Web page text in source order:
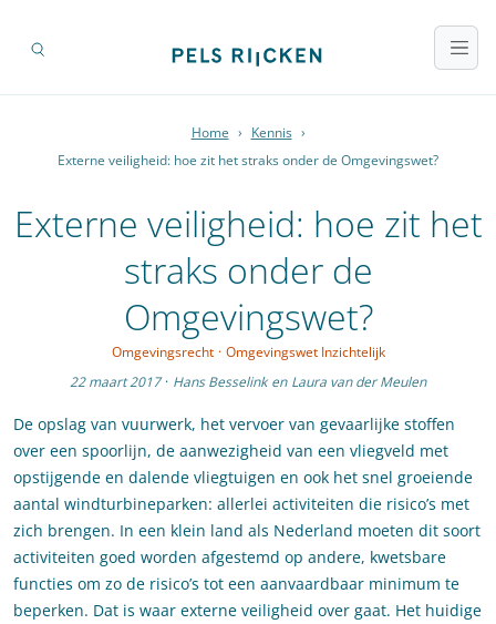
Home › Kennis ›
Externe veiligheid: hoe zit het straks onder de Omgevingswet?
Externe veiligheid: hoe zit het
straks onder de
Omgevingswet?
Omgevingsrecht · Omgevingswet Inzichtelijk
22 maart 2017 · Hans Besselink en Laura van der Meulen
De opslag van vuurwerk, het vervoer van gevaarlijke stoffen
over een spoorlijn, de aanwezigheid van een vliegveld met
opstijgende en dalende vliegtuigen en ook het snel groeiende
aantal windturbineparken: allerlei activiteiten die risico’s met
zich brengen. In een klein land als Nederland moeten dit soort
activiteiten goed worden afgestemd op andere, kwetsbare
functies om zo de risico’s tot een aanvaardbaar minimum te
beperken. Dat is waar externe veiligheid over gaat. Het huidige